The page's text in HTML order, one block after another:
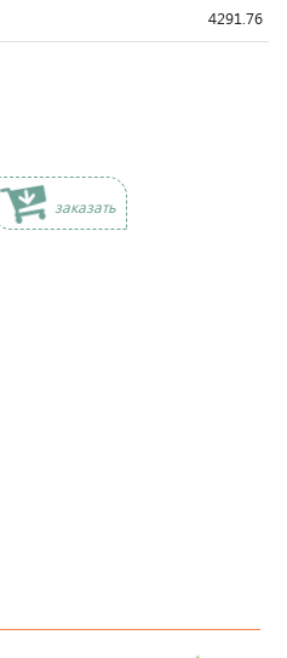
4291.76
заказать